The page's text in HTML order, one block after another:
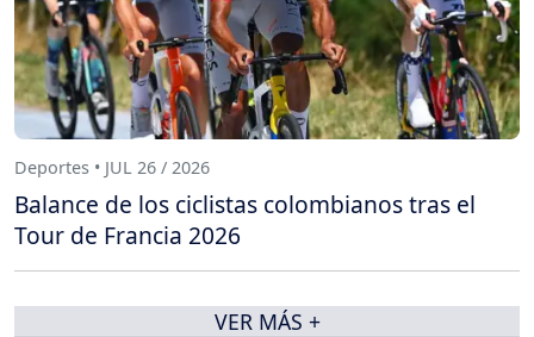
Deportes • JUL 26 / 2026
Balance de los ciclistas colombianos tras el
Tour de Francia 2026
VER MÁS +